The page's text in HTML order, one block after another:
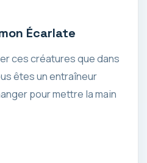
Écarlate
ces créatures que dans
êtes un entraîneur
pour mettre la main